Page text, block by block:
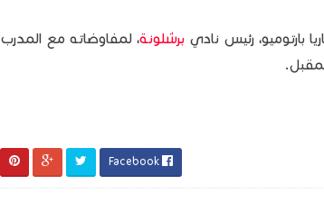
بارتوميو، رئيس ناديبرشلونة، لمفاوضاته مع المدرب